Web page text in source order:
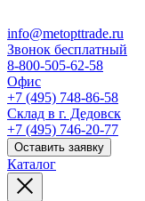
info@metopttrade.ru
Звонок бесплатный
8-800-505-62-58
Офис
+7 (495) 748-86-58
Склад в г. Дедовск
+7 (495) 746-20-77
Оставить заявку
Каталог